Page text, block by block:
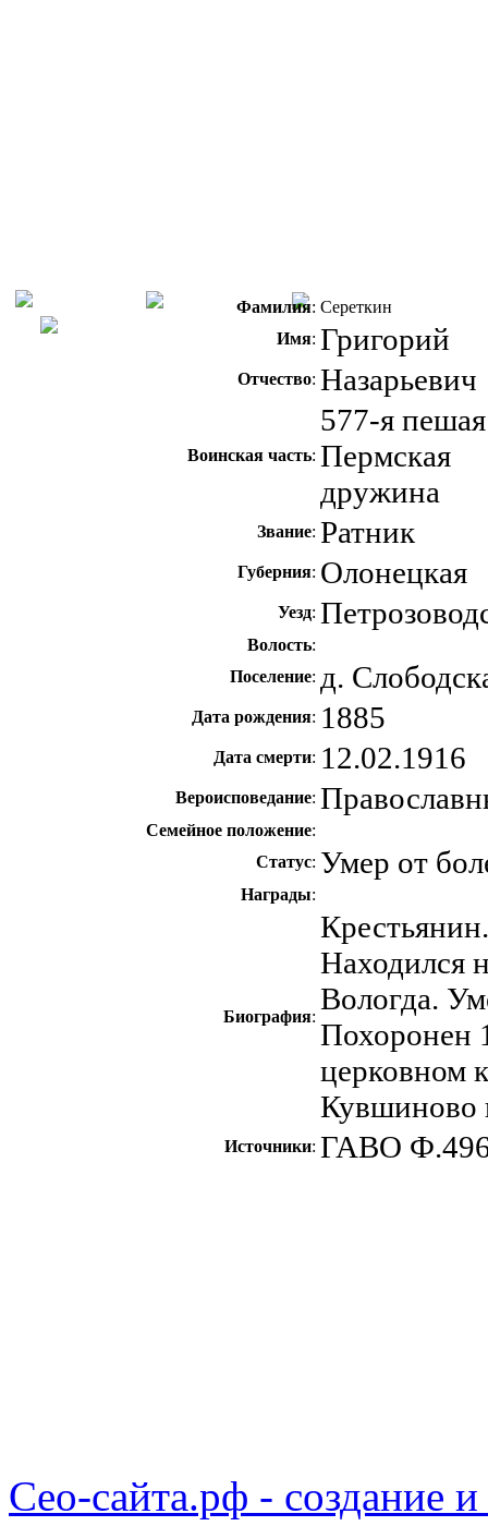
Фамилия: Сереткин
Имя: Григорий
Отчество: Назарьевич
Воинская часть:
577-я пешая
Пермская
дружина
Звание: Ратник
Губерния: Олонецкая
Уезд:
Волость:
Поселение: д.
Дата рождения: 1885
Дата смерти: 12.02.1916
Вероисповедание:
Семейное положение:
Статус: Умер от
Награды:
Биография:
Находился
Вологда.
Похоронен
церковном
Кувшиново
Источники: ГАВО
Сео-сайта.рф - создание и